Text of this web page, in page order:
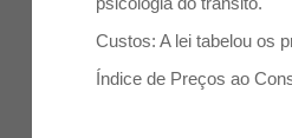
Custos: A lei tabelou os
Índice de Preços ao